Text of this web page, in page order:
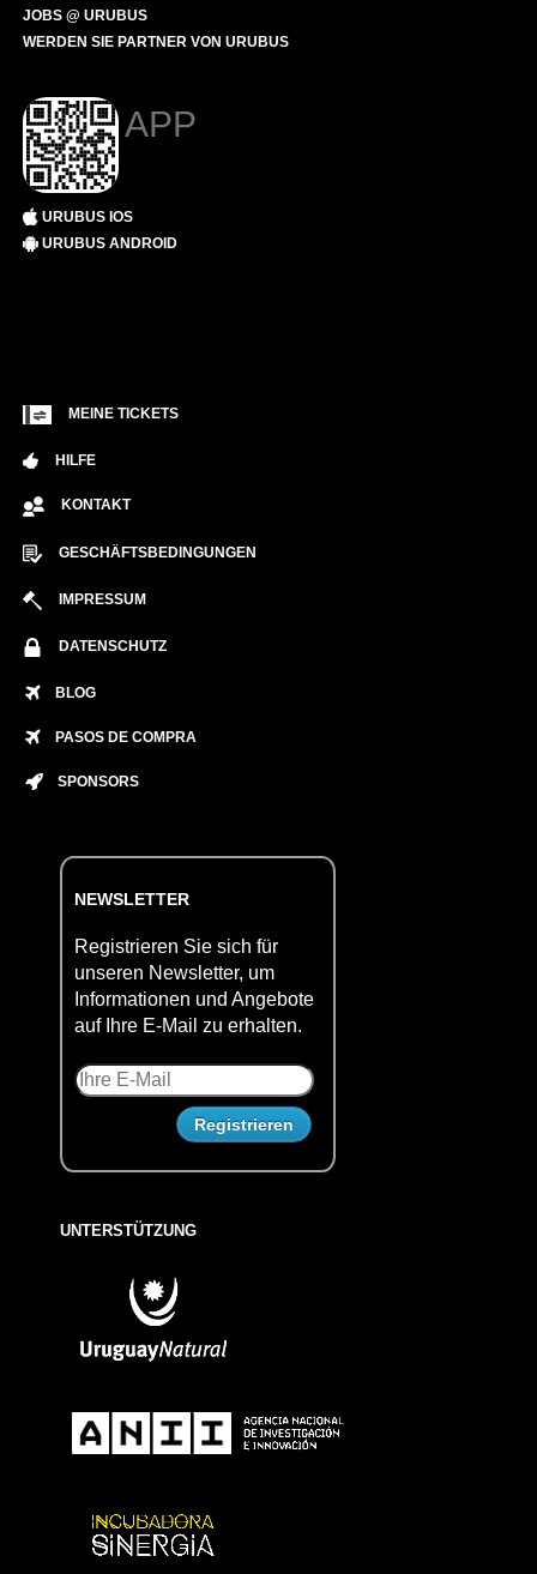
JOBS @ URUBUS
WERDEN SIE PARTNER VON URUBUS
APP
URUBUS IOS
URUBUS ANDROID
MEINE TICKETS
HILFE
KONTAKT
GESCHÄFTSBEDINGUNGEN
IMPRESSUM
DATENSCHUTZ
BLOG
PASOS DE COMPRA
SPONSORS
NEWSLETTER
Registrieren Sie sich für
unseren Newsletter, um
Informationen und Angebote
auf Ihre E-Mail zu erhalten.
UNTERSTÜTZUNG